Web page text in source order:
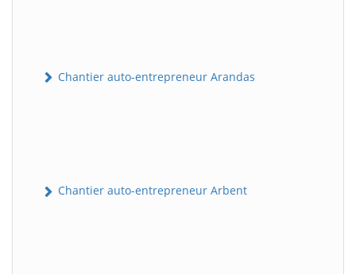
Chantier auto-entrepreneur Arandas
Chantier auto-entrepreneur Arbent